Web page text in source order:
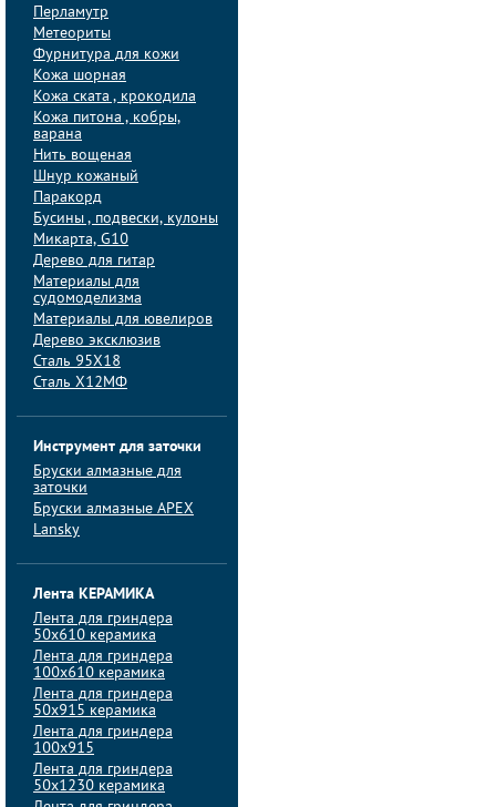
Перламутр
Метеориты
Фурнитура для кожи
Кожа шорная
Кожа ската , крокодила
Кожа питона , кобры,
варана
Нить вощеная
Шнур кожаный
Паракорд
Бусины , подвески, кулоны
Микарта, G10
Дерево для гитар
Материалы для
судомоделизма
Материалы для ювелиров
Дерево эксклюзив
Сталь 95Х18
Сталь Х12МФ
Инструмент для заточки
Бруски алмазные для
заточки
Бруски алмазные APEX
Lansky
Лента КЕРАМИКА
Лента для гриндера
50х610 керамика
Лента для гриндера
100х610 керамика
Лента для гриндера
50х915 керамика
Лента для гриндера
100х915
Лента для гриндера
50х1230 керамика